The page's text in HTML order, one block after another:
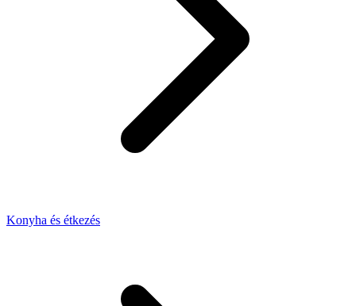
Konyha és étkezés